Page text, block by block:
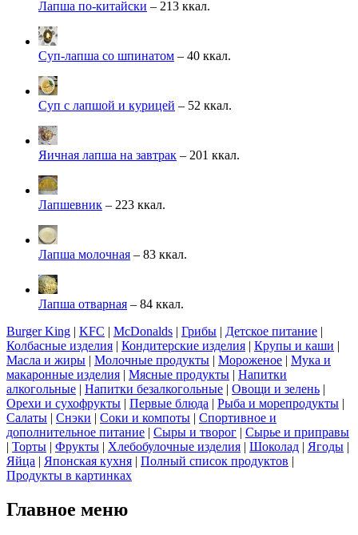
Лапша по-китайски – 213 ккал.
Суп-лапша со шпинатом – 40 ккал.
Суп с лапшой и курицей – 52 ккал.
Яичная лапша на завтрак – 201 ккал.
Лапшевник – 223 ккал.
Лапша молочная – 83 ккал.
Лапша отварная – 84 ккал.
Burger King | KFC | McDonalds | Грибы | Детское питание |
Колбасные изделия | Кондитерские изделия | Крупы и каши |
Масла и жиры | Молочные продукты | Мороженое | Мука и
макаронные изделия | Мясные продукты | Напитки
алкогольные | Напитки безалкогольные | Овощи и зелень |
Орехи и сухофрукты | Первые блюда | Рыба и морепродукты |
Салаты | Снэки | Соки и компоты | Спортивное и
дополнительное питание | Сыры и творог | Сырье и приправы
| Торты | Фрукты | Хлебобулочные изделия | Шоколад | Ягоды |
Яйца | Японская кухня | Полный список продуктов |
Продукты в картинках
Главное меню